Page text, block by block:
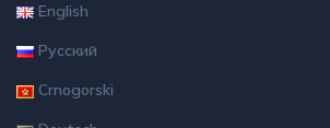
English
Русский
Crnogorski